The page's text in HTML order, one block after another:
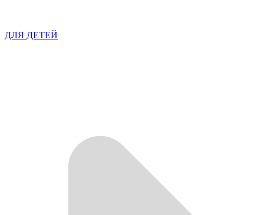
ДЛЯ ДЕТЕЙ